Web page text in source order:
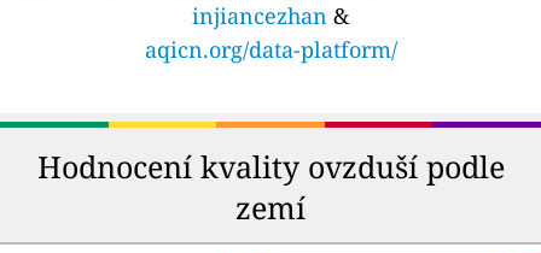
injiancezhan &
aqicn.org/data-platform/
Hodnocení kvality ovzduší podle
zemí